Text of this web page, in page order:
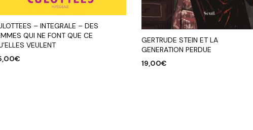
– INTEGRALE – DES
QUI NE FONT QUE CE
VEULENT
€
GERTRUDE STEIN ET LA
GENERATION PERDUE
19,00€